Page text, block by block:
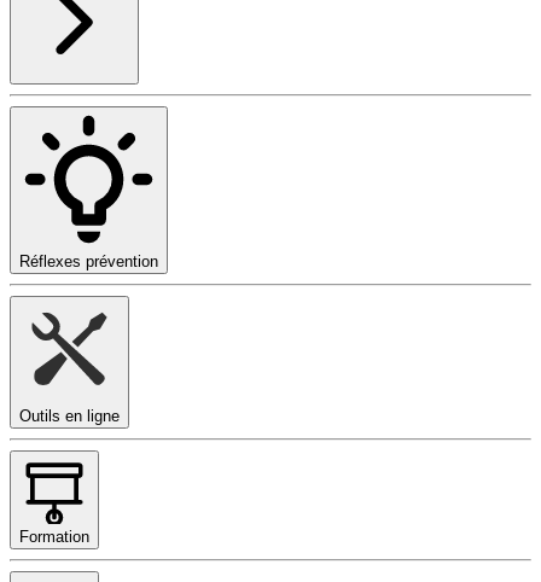
Réflexes prévention
Outils en ligne
Formation